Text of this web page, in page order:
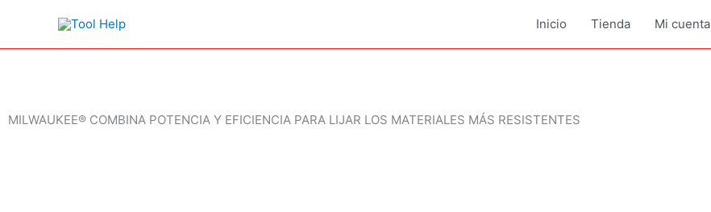
contenido
Inicio Tienda Mi cuenta
MILWAUKEE® COMBINA POTENCIA Y EFICIENCIA PARA LIJAR LOS MATERIALES MÁS RESISTENTES